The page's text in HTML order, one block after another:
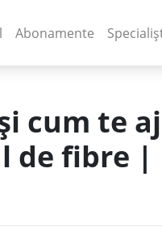
(current)
Abonamente
cum te
fibre |